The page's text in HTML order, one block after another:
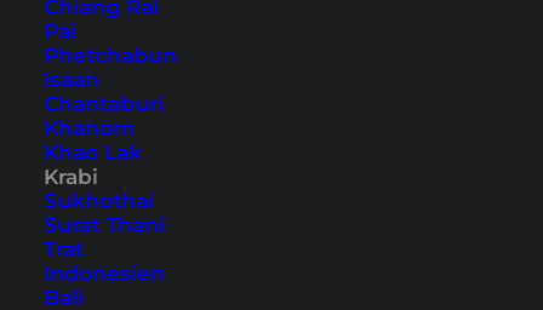
Chiang Rai
Pai
Phetchabun
Isaan
Chantaburi
Khanom
Khao Lak
Krabi
Sukhothai
Surat Thani
Trat
Indonesien
Bali
absolutes Highlight um einen tollen Ausblick
über die Landschaft zu bekommen.
Krabi Aussichtspunkte: 8
beeindruckende
Aussichtspunkte in Krabi,
die du besuchen musst